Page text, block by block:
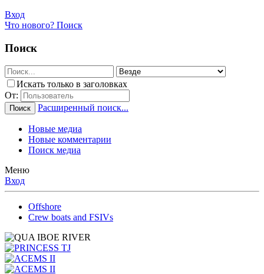
Вход
Что нового? Поиск
Поиск
Искать только в заголовках
От:
Поиск Расширенный поиск...
Новые медиа
Новые комментарии
Поиск медиа
Меню
Вход
Offshore
Crew boats and FSIVs